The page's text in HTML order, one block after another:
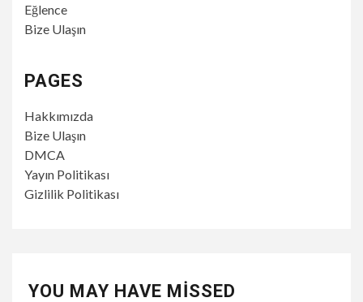
Eğlence
Bize Ulaşın
PAGES
Hakkımızda
Bize Ulaşın
DMCA
Yayın Politikası
Gizlilik Politikası
YOU MAY HAVE MISSED